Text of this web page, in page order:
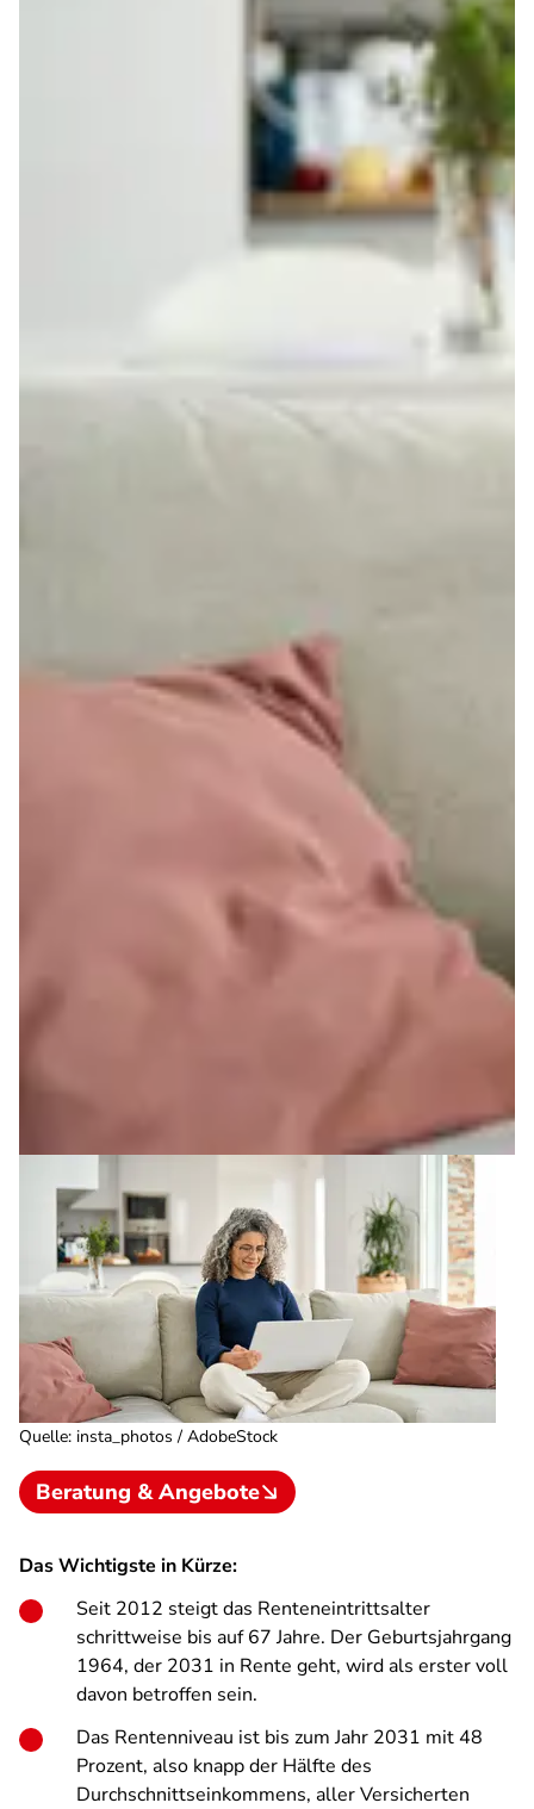
Quelle: insta_photos / AdobeStock
Beratung & Angebote
Das Wichtigste in Kürze:
Seit 2012 steigt das Renteneintrittsalter
schrittweise bis auf 67 Jahre. Der Geburtsjahrgang
1964, der 2031 in Rente geht, wird als erster voll
davon betroffen sein.
Das Rentenniveau ist bis zum Jahr 2031 mit 48
Prozent, also knapp der Hälfte des
Durchschnittseinkommens, aller Versicherten